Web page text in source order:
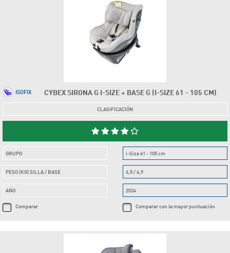
CYBEX SIRONA G I-SIZE + BASE G (I-SIZE 61 - 105 CM)
ISOFIX
CLASIFICACIÓN
GRUPO
PESO (KG) SILLA / BASE
AÑO
Comparar
i-Size 61 - 105 cm
6,5 / 6,9
2024
Comparar con la mayor puntuación